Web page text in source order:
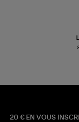
20 € EN VOUS